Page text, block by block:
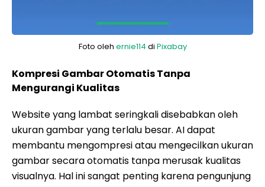
Foto oleh ernie114 di Pixabay
Kompresi Gambar Otomatis Tanpa
Mengurangi Kualitas
Website yang lambat seringkali disebabkan oleh
ukuran gambar yang terlalu besar. AI dapat
membantu mengompresi atau mengecilkan ukuran
gambar secara otomatis tanpa merusak kualitas
visualnya. Hal ini sangat penting karena pengunjung